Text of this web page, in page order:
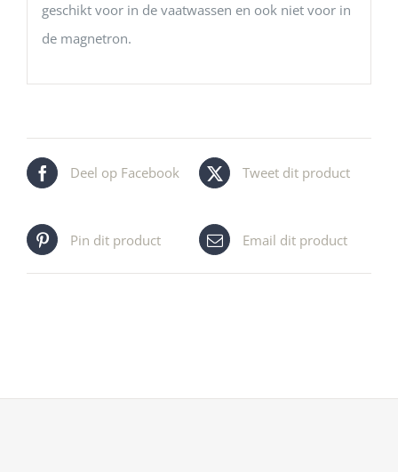
geschikt voor in de vaatwassen en ook niet voor in
de magnetron.
Deel op Facebook Tweet dit product
Pin dit product Email dit product